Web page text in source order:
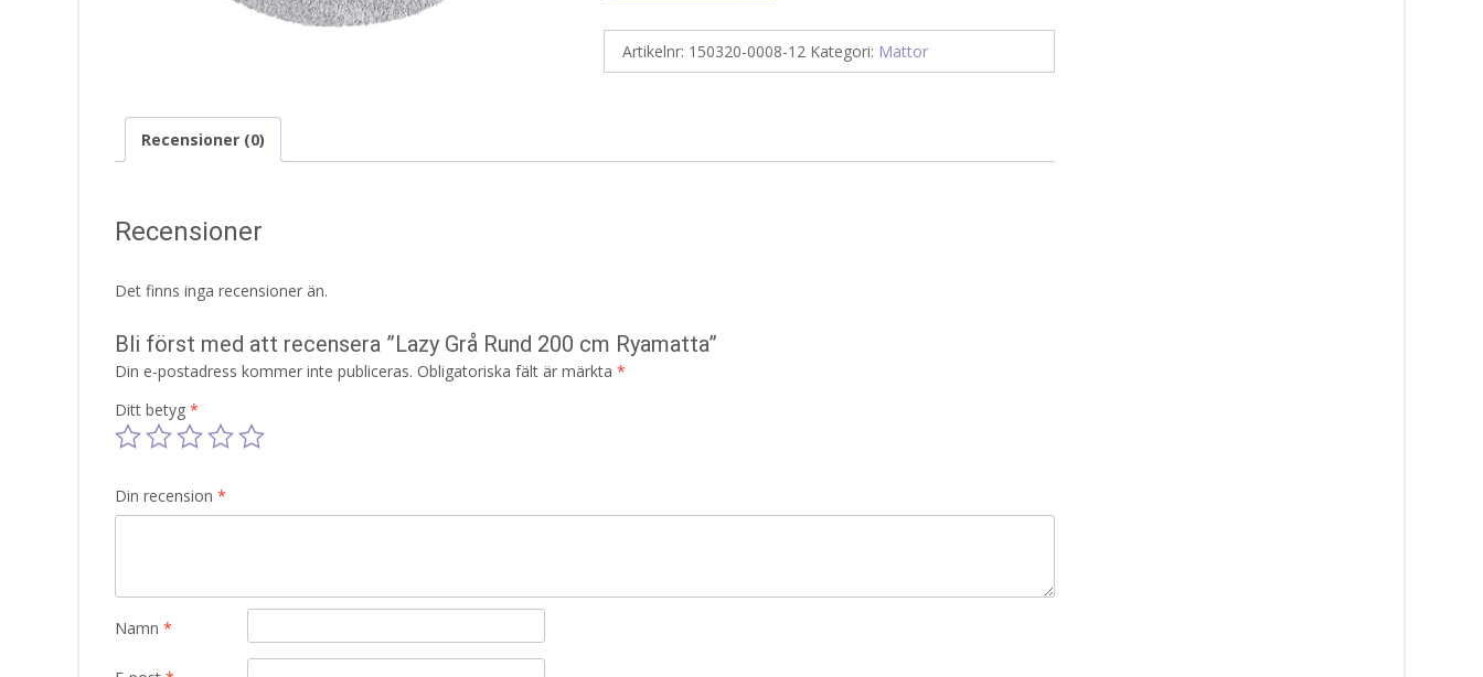
Artikelnr: 150320-0008-12 Kategori: Mattor
Recensioner (0)
Recensioner
Det finns inga recensioner än.
Bli först med att recensera ”Lazy Grå Rund 200 cm Ryamatta”
Din e-postadress kommer inte publiceras. Obligatoriska fält är märkta *
Ditt betyg *
Din recension *
Namn *